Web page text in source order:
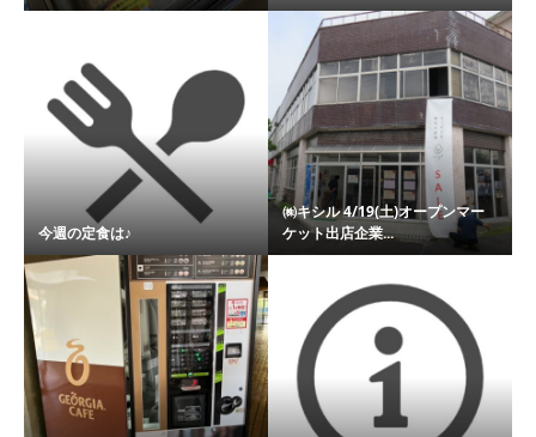
今週の定食は♪
㈱キシル 4/19(土)オープンマー
ケット出店企業...